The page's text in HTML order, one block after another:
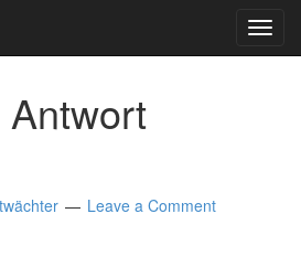
Leave a Comment